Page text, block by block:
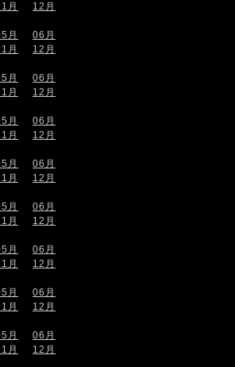
月
12月
月
06月
月
12月
月
06月
月
12月
月
06月
月
12月
月
06月
月
12月
月
06月
月
12月
月
06月
月
12月
月
06月
月
12月
月
06月
月
12月